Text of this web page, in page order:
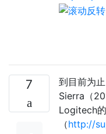
7
到目前为
Sierra（
Logitech
（http://